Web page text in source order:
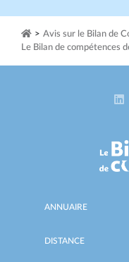
> Avis sur le Bilan de
Le Bilan de compétences
ANNUAIRE
DISTANCE